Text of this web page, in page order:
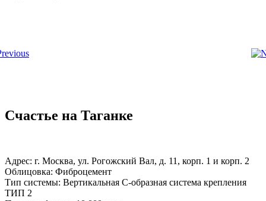
Счастье на Таганке
Адрес: г. Москва, ул. Рогожский Вал, д. 11, корп. 1 и корп. 2
Облицовка: Фиброцемент
Тип системы: Вертикальная С-образная система крепления
ТИП 2